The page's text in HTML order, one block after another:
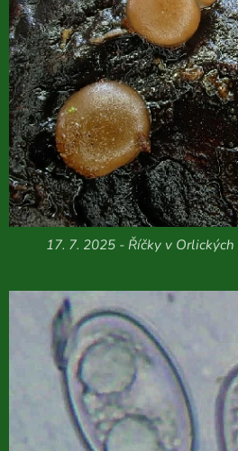
17. 7. 2025 - Říčky v Orlických